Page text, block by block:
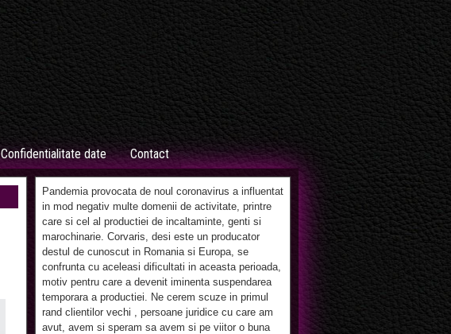
Confidentialitate date Contact
Pandemia provocata de noul coronavirus a influentat
in mod negativ multe domenii de activitate, printre
care si cel al productiei de incaltaminte, genti si
marochinarie. Corvaris, desi este un producator
destul de cunoscut in Romania si Europa, se
confrunta cu aceleasi dificultati in aceasta perioada,
motiv pentru care a devenit iminenta suspendarea
temporara a productiei. Ne cerem scuze in primul
rand clientilor vechi , persoane juridice cu care am
avut, avem si speram sa avem si pe viitor o buna